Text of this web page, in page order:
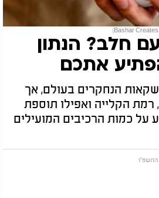
חלב? הנתון
אתכם
הנחקרים בעולם, אך
הקלייה ואפילו תוספת
על כמות הרכיבים המועילים